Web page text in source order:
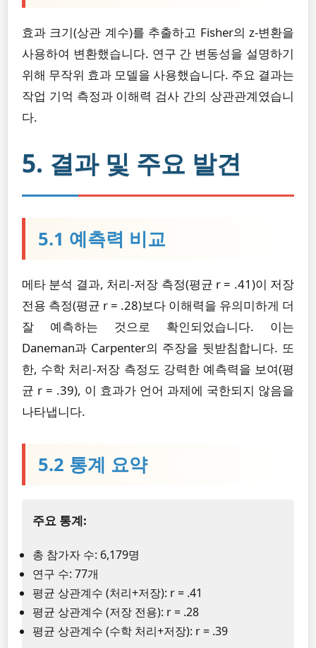
효과 크기(상관 계수)를 추출하고 Fisher의 z-변환을
사용하여 변환했습니다. 연구 간 변동성을 설명하기
위해 무작위 효과 모델을 사용했습니다. 주요 결과는
작업 기억 측정과 이해력 검사 간의 상관관계였습니
다.
5. 결과 및 주요 발견
5.1 예측력 비교
메타 분석 결과, 처리-저장 측정(평균 r = .41)이 저장
전용 측정(평균 r = .28)보다 이해력을 유의미하게 더
잘 예측하는 것으로 확인되었습니다. 이는
Daneman과 Carpenter의 주장을 뒷받침합니다. 또
한, 수학 처리-저장 측정도 강력한 예측력을 보여(평
균 r = .39), 이 효과가 언어 과제에 국한되지 않음을
나타냅니다.
5.2 통계 요약
주요 통계:
총 참가자 수: 6,179명
연구 수: 77개
평균 상관계수 (처리+저장): r = .41
평균 상관계수 (저장 전용): r = .28
평균 상관계수 (수학 처리+저장): r = .39